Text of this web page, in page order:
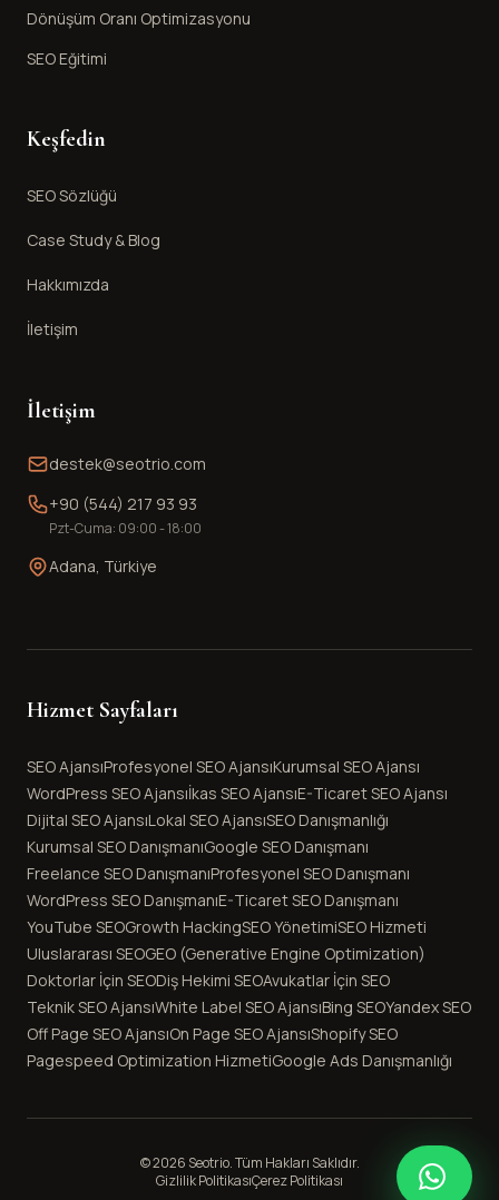
Dönüşüm Oranı Optimizasyonu
SEO Eğitimi
Keşfedin
SEO Sözlüğü
Case Study & Blog
Hakkımızda
İletişim
İletişim
destek@seotrio.com
+90 (544) 217 93 93
Pzt-Cuma: 09:00 - 18:00
Adana, Türkiye
Hizmet Sayfaları
SEO AjansıProfesyonel SEO AjansıKurumsal SEO Ajansı
WordPress SEO Ajansıİkas SEO AjansıE-Ticaret SEO Ajansı
Dijital SEO AjansıLokal SEO AjansıSEO Danışmanlığı
Kurumsal SEO DanışmanıGoogle SEO Danışmanı
Freelance SEO DanışmanıProfesyonel SEO Danışmanı
WordPress SEO DanışmanıE-Ticaret SEO Danışmanı
YouTube SEOGrowth HackingSEO YönetimiSEO Hizmeti
Uluslararası SEOGEO (Generative Engine Optimization)
Doktorlar İçin SEODiş Hekimi SEOAvukatlar İçin SEO
Teknik SEO AjansıWhite Label SEO AjansıBing SEOYandex SEO
Off Page SEO AjansıOn Page SEO AjansıShopify SEO
Pagespeed Optimization HizmetiGoogle Ads Danışmanlığı
© 2026 Seotrio. Tüm Hakları Saklıdır.
Gizlilik PolitikasıÇerez Politikası